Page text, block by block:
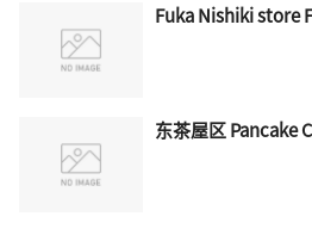
Fuka Nishiki store
东茶屋区 Pancake